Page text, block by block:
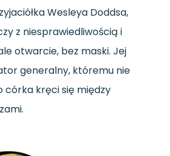
Wesleya Doddsa,
z niesprawiedliwością i
otwarcie, bez maski. Jej
generalny, któremu nie
córka kręci się między